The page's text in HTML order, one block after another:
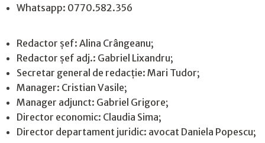
Whatsapp: 0770.582.356
Redactor șef: Alina Crângeanu;
Redactor șef adj.: Gabriel Lixandru;
Secretar general de redacție: Mari Tudor;
Manager: Cristian Vasile;
Manager adjunct: Gabriel Grigore;
Director economic: Claudia Sima;
Director departament juridic: avocat Daniela Popescu;